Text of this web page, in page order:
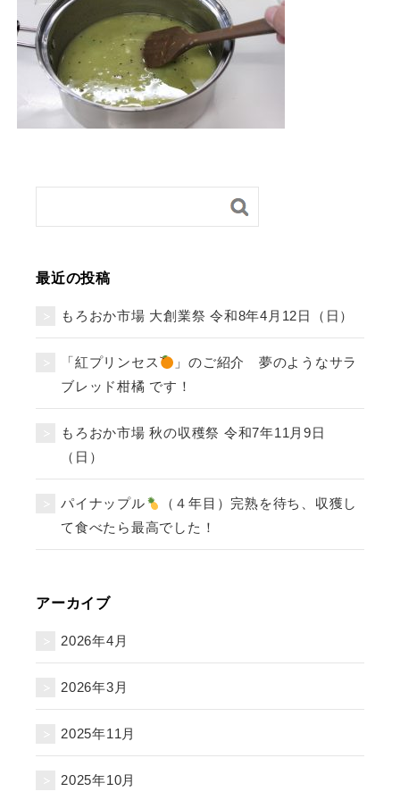
最近の投稿
もろおか市場 大創業祭 令和8年4月12日（日）
「紅プリンセス
」のご紹介 夢のようなサラ
ブレッド柑橘 です！
もろおか市場 秋の収穫祭 令和7年11月9日
（日）
パイナップル
（４年目）完熟を待ち、収獲し
て食べたら最高でした！
アーカイブ
2026年4月
2026年3月
2025年11月
2025年10月